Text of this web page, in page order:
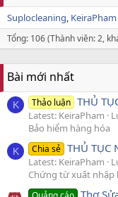
Suplocleaning KeiraPham
Tổng: 106 (Thành viên: 2,
Bài mới nhất
K Thảo luận THỦ
Latest: KeiraPham
Bảo hiểm hàng hóa
K Chia sẻ THỦ TỤC
Latest: KeiraPham
Chứng từ xuất nhập